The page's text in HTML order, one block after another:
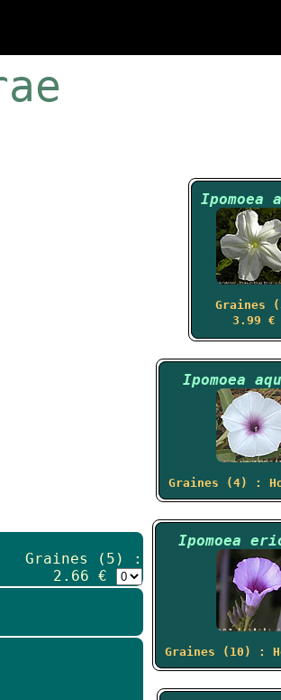
Graines (5) :
2.66 €
Ipomoea
Graines
3.99 €
Ipomoea
Graines (4) :
Ipomoea
Graines (10) :